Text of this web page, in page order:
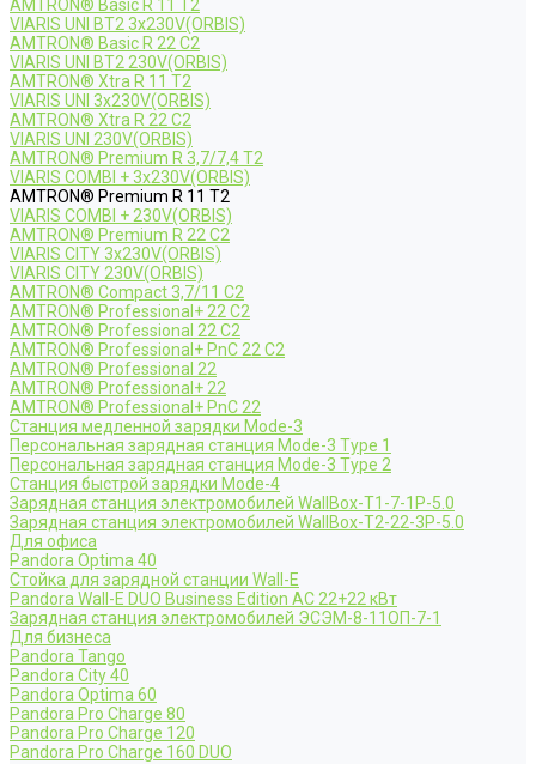
AMTRON® Basic R 11 T2
VIARIS UNI BT2 3x230V(ORBIS)
AMTRON® Basic R 22 C2
VIARIS UNI BT2 230V(ORBIS)
AMTRON® Xtra R 11 T2
VIARIS UNI 3x230V(ORBIS)
AMTRON® Xtra R 22 C2
VIARIS UNI 230V(ORBIS)
AMTRON® Premium R 3,7/7,4 T2
VIARIS COMBI + 3x230V(ORBIS)
AMTRON® Premium R 11 T2
VIARIS COMBI + 230V(ORBIS)
AMTRON® Premium R 22 C2
VIARIS CITY 3x230V(ORBIS)
VIARIS CITY 230V(ORBIS)
AMTRON® Compact 3,7/11 C2
AMTRON® Professional+ 22 C2
AMTRON® Professional 22 C2
AMTRON® Professional+ PnC 22 C2
AMTRON® Professional 22
AMTRON® Professional+ 22
AMTRON® Professional+ PnC 22
Станция медленной зарядки Mode-3
Персональная зарядная станция Mode-3 Type 1
Персональная зарядная станция Mode-3 Type 2
Станция быстрой зарядки Mode-4
Зарядная станция электромобилей WallBox-Т1-7-1Р-5.0
Зарядная станция электромобилей WallBox-Т2-22-3Р-5.0
Для офиса
Pandora Optima 40
Стойка для зарядной станции Wall-E
Pandora Wall-E DUO Business Edition AC 22+22 кВт
Зарядная станция электромобилей ЭСЭМ-8-11ОП-7-1
Для бизнеса
Pandora Tango
Pandora City 40
Pandora Optima 60
Pandora Pro Charge 80
Pandora Pro Charge 120
Pandora Pro Charge 160 DUO